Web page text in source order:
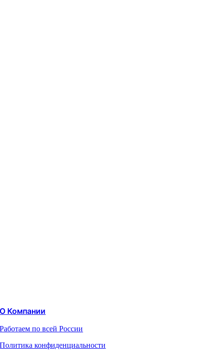
О Компании
Работаем по всей России
Политика конфиденциальности